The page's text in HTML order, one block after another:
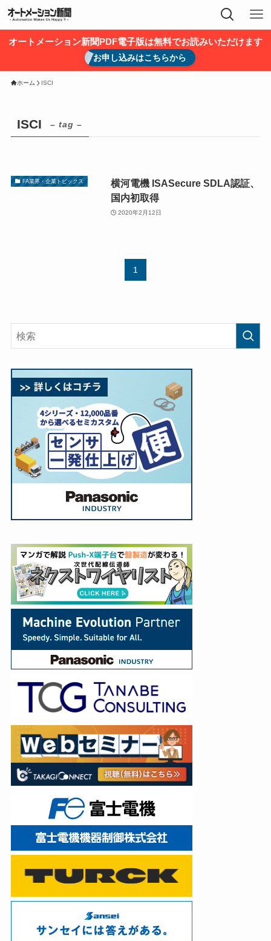
オートメーション新聞PDF電子版は無料でお読みいただけます
お申し込みはこちらから
ホーム ISCI
ISCI – tag –
FA業界・企業トピックス
横河電機 ISASecure SDLA認証、
国内初取得
2020年2月12日
1